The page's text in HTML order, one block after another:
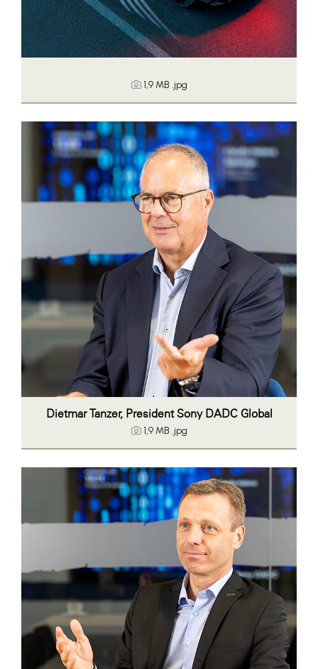
1,9 MB .jpg
Dietmar Tanzer, President Sony DADC Global
1,9 MB .jpg